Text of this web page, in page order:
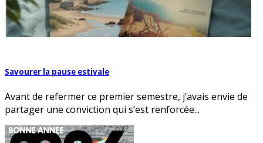
Savourer la pause estivale
Avant de refermer ce premier semestre, j’avais envie de
partager une conviction qui s’est renforcée...